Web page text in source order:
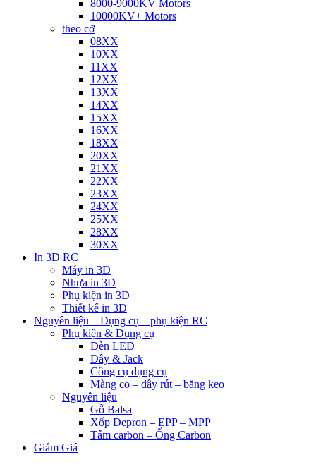
8000-9000KV Motors
10000KV+ Motors
theo cỡ
08XX
10XX
11XX
12XX
13XX
14XX
15XX
16XX
18XX
20XX
21XX
22XX
23XX
24XX
25XX
28XX
30XX
In 3D RC
Máy in 3D
Nhựa in 3D
Phụ kiện in 3D
Thiết kế in 3D
Nguyên liệu – Dụng cụ – phụ kiện RC
Phụ kiện & Dụng cụ
Đèn LED
Dây & Jack
Công cụ dụng cụ
Màng co – dây rút – băng keo
Nguyên liệu
Gỗ Balsa
Xốp Depron – EPP – MPP
Tấm carbon – Ống Carbon
Giảm Giá